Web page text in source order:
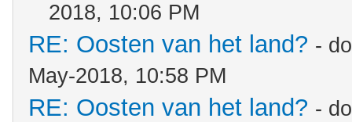
2018, 10:06 PM
RE: Oosten van het land? -
May-2018, 10:58 PM
RE: Oosten van het land? -